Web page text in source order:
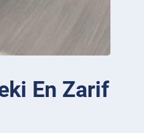
En Zarif